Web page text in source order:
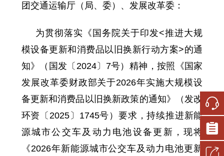
团交通运输厅（局、委）、发展改革委：
为贯彻落实《国务院关于印发<推进大规
模设备更新和消费品以旧换新行动方案>的通
知》（国发〔2024〕7号）精神，按照《国家
发展改革委财政部关于2026年实施大规模设
备更新和消费品以旧换新政策的通知》（发改
环资〔2025〕1745号）要求，持续推进新能
源城市公交车及动力电池设备更新，现将
《2026年新能源城市公交车及动力电池更新